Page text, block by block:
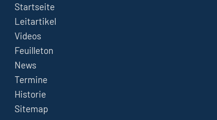
Startseite
Leitartikel
Videos
Feuilleton
News
Termine
Historie
Sitemap